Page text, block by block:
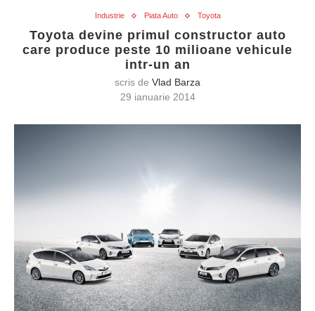
Industrie Piata Auto Toyota
Toyota devine primul constructor auto
care produce peste 10 milioane vehicule
intr-un an
scris de Vlad Barza
29 ianuarie 2014